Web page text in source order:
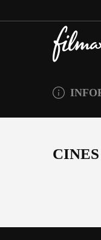
CINES